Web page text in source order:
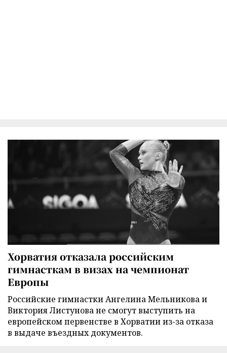
Хорватия отказала российским
гимнасткам в визах на чемпионат
Европы
Российские гимнастки Ангелина Мельникова и
Виктория Листунова не смогут выступить на
европейском первенстве в Хорватии из-за отказа
в выдаче въездных документов.